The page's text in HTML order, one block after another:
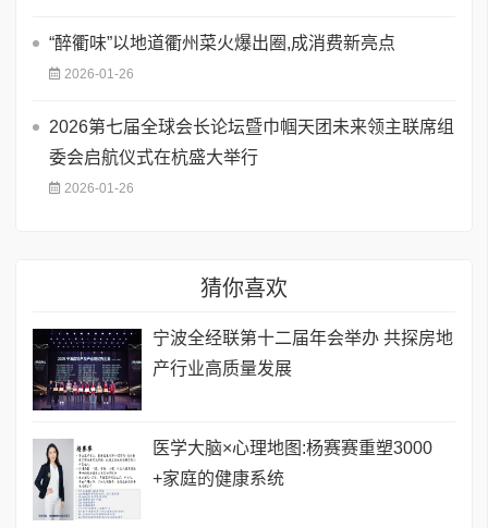
“醉衢味”以地道衢州菜火爆出圈,成消费新亮点
2026-01-26
2026第七届全球会长论坛暨巾帼天团未来领主联席组
委会启航仪式在杭盛大举行
2026-01-26
猜你喜欢
宁波全经联第十二届年会举办 共探房地
产行业高质量发展
医学大脑×心理地图:杨赛赛重塑3000
+家庭的健康系统